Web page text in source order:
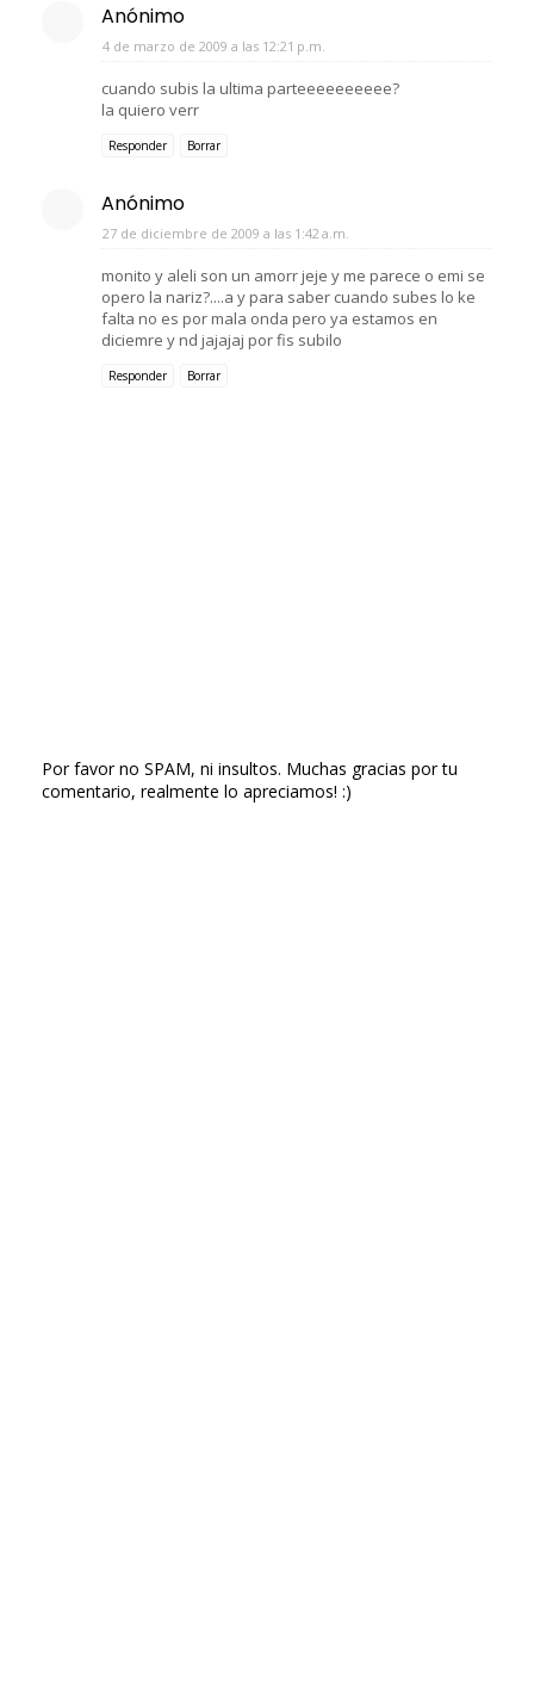
Anónimo
4 de marzo de 2009 a las 12:21 p.m.
cuando subis la ultima parteeeeeeeeee?
la quiero verr
Responder Borrar
Anónimo
27 de diciembre de 2009 a las 1:42 a.m.
monito y aleli son un amorr jeje y me parece o emi se
opero la nariz?....a y para saber cuando subes lo ke
falta no es por mala onda pero ya estamos en
diciemre y nd jajajaj por fis subilo
Responder Borrar
Por favor no SPAM, ni insultos. Muchas gracias por tu
comentario, realmente lo apreciamos! :)